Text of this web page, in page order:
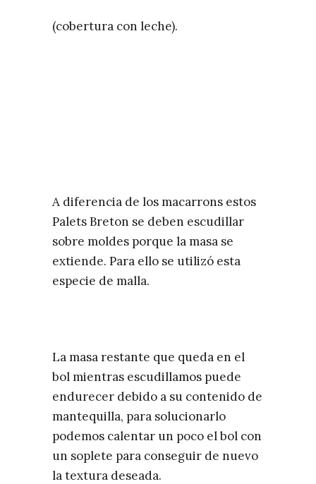
(cobertura con leche).
A diferencia de los macarrons estos
Palets Breton se deben escudillar
sobre moldes porque la masa se
extiende. Para ello se utilizó esta
especie de malla.
La masa restante que queda en el
bol mientras escudillamos puede
endurecer debido a su contenido de
mantequilla, para solucionarlo
podemos calentar un poco el bol con
un soplete para conseguir de nuevo
la textura deseada.